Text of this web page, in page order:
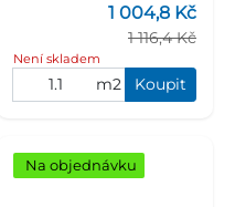
1 116,4 Kč
1 004,8 Kč
Není skladem
m2 Koupit
Na objednávku